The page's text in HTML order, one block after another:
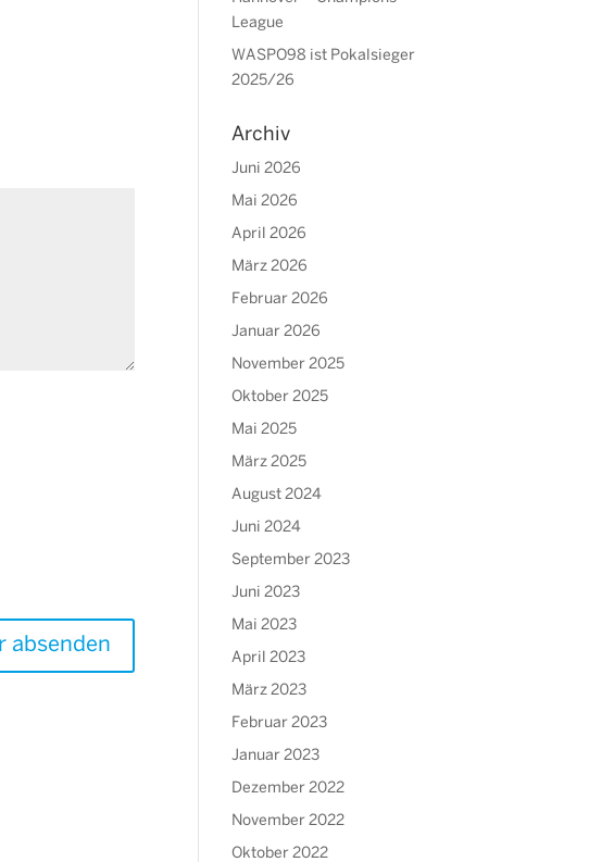
League
WASPO98 ist Pokalsieger
2025/26
Archiv
Juni 2026
Mai 2026
April 2026
März 2026
Februar 2026
Januar 2026
November 2025
Oktober 2025
Mai 2025
März 2025
August 2024
Juni 2024
September 2023
Juni 2023
Mai 2023
April 2023
März 2023
Februar 2023
Januar 2023
Dezember 2022
November 2022
Oktober 2022